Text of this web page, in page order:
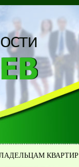
КВАРТИР